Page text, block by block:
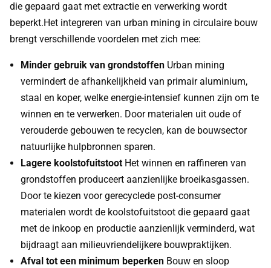
die gepaard gaat met extractie en verwerking wordt
beperkt.Het integreren van urban mining in circulaire bouw
brengt verschillende voordelen met zich mee:
Minder gebruik van grondstoffen Urban mining
vermindert de afhankelijkheid van primair aluminium,
staal en koper, welke energie-intensief kunnen zijn om te
winnen en te verwerken. Door materialen uit oude of
verouderde gebouwen te recyclen, kan de bouwsector
natuurlijke hulpbronnen sparen.
Lagere koolstofuitstoot Het winnen en raffineren van
grondstoffen produceert aanzienlijke broeikasgassen.
Door te kiezen voor gerecyclede post-consumer
materialen wordt de koolstofuitstoot die gepaard gaat
met de inkoop en productie aanzienlijk verminderd, wat
bijdraagt aan milieuvriendelijkere bouwpraktijken.
Afval tot een minimum beperken Bouw en sloop